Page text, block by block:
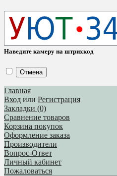
Наведите камеру на штрихкод
Отмена
Главная
Вход или Регистрация
Закладки (0)
Сравнение товаров
Корзина покупок
Оформление заказа
Производители
Вопрос-Ответ
Личный кабинет
Пожаловаться